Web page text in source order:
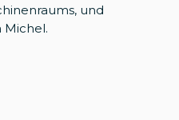
und
Michel.